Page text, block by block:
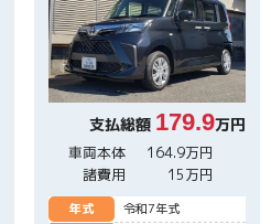
支払総額 179.9万円
車両本体
164.9万円
諸費用
15万円
年式
令和7年式